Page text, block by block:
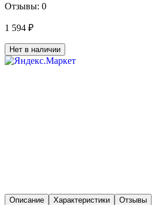
Отзывы: 0
1 594 ₽
Нет в наличии
Описание Характеристики Отзывы